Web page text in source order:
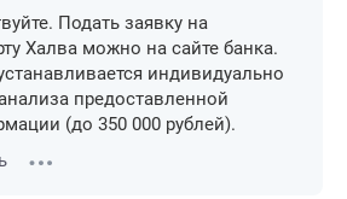
Подать заявку на
Халва можно на сайте банка.
индивидуально
предоставленной
(до 350 000 рублей).